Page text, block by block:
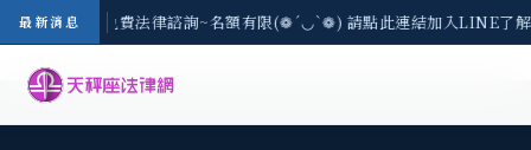
最新消息
8/3(一) 現場免費法律諮詢~名額有限(❁´◡`❁) 請點此連結加入LINE了